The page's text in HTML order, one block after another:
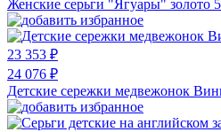
Женские серьги "Ягуары" золото
23 353 ₽
24 076 ₽
Детские сережки медвежонок